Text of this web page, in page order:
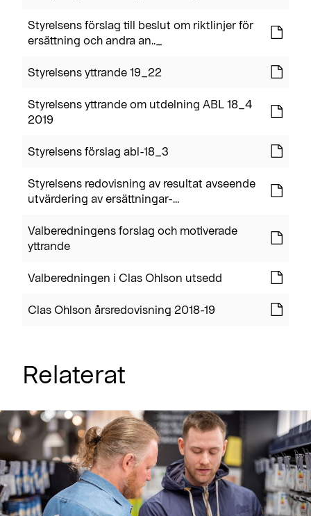
Styrelsens förslag till beslut om riktlinjer för
ersättning och andra an.._
Styrelsens yttrande 19_22
Styrelsens yttrande om utdelning ABL 18_4
2019
Styrelsens förslag abl-18_3
Styrelsens redovisning av resultat avseende
utvärdering av ersättningar-...
Valberedningens forslag och motiverade
yttrande
Valberedningen i Clas Ohlson utsedd
Clas Ohlson årsredovisning 2018-19
Relaterat